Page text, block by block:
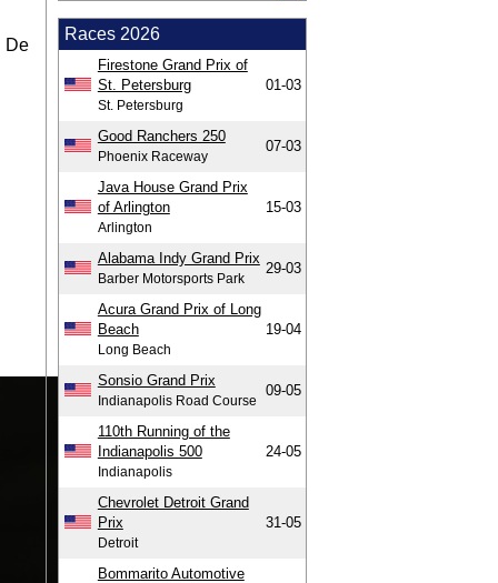
De
Races 2026
Firestone Grand Prix of
St. Petersburg
St. Petersburg
01-03
Good Ranchers 250
Phoenix Raceway
07-03
Java House Grand Prix
of Arlington
Arlington
15-03
Alabama Indy Grand Prix
Barber Motorsports Park
29-03
Acura Grand Prix of Long
Beach
Long Beach
19-04
Sonsio Grand Prix
Indianapolis Road Course
09-05
110th Running of the
Indianapolis 500
Indianapolis
24-05
Chevrolet Detroit Grand
Prix
Detroit
31-05
Bommarito Automotive